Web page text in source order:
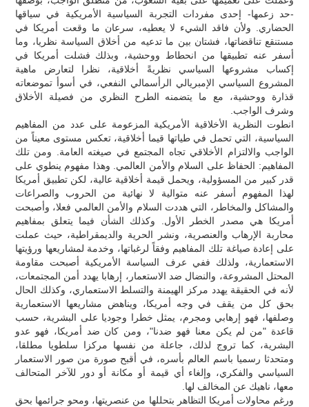
-حد زعمها- إحدى مفردات التجربة السياسية الأمريكية في سياقها
الحضاري. ولأن فاقد الشيء لا يعطيه، سرعان ما وقعت أمريكا في
مستنقع تناقضاتها، فشتان بين ما تدعيه من أخلاق السياسة نظريا، وما
أسفر عنه تطبيقها من انحطاط ووحشية، وبذلك فشلت أمريكا في
إكساب مشروعها السياسي نظريةً أخلاقية، نظرا لتعارض ماهية
المشروع السياسي الإمبريالي الرأسمالي النفعي، في أسوأ تموضعاته
قذارة ووحشية، مع ما يتضمنه الطرح النظري من فصيلة الأخلاق
وشرف الواجب.
انطوت النظرية الأخلاقية الأمريكية المزعومة على عدد من المفاهيم
السياسية، التي تحمل في طياتها قيما أخلاقية، تعكس مستوى معيناً من
الواجب والالتزام الأخلاقي تجاه المجتمع في صيغته العامة. ومن تلك
المفاهيم: الحفاظ على السلام والأمن العالمي. وهذا مفهوم ينطوي على
قدر كبير من المسؤولية، ويحمل قيمة أخلاقية عالية، لكن تطبيق أمريكا
لهذا المفهوم أسفر عنه متوالية لا نهائية من الحروب والصراعات
والمشاكل والمخاطر، التي هددت السلام والأمن العالمي فعلا، وأصبحت
أمريكا هي مصدر الخطر الأول. وكذلك الشأن فيما يتعلق بمفاهيم
محاربة الإرهاب والعنصرية، ونشر الحرية والديمقراطية، حيث عملت
على إعادة صياغة تلك المفاهيم وفقاً لرغباتها، وخدمة لمشاريعها ورؤيتها
الاستعمارية، ولذلك ففي عرف السياسة الأمريكية أصبحت مقاومة
المحتل المشروعة، والنضال ضد الاستعمار، إرهابا يهدد أمن المجتمعات،
لأنه في الحقيقة يهدد مركز الهيمنة والتسلط الاستعماري، وكذلك الحال
بحق كل من يقف في وجه أمريكا، ويناهض مشاريعها الاستعمارية
وصلفها، فهو إرهابي ومجرم، يمثل خطرا وجوديا على البشرية، حسب
قاعدة "من لم يكن معنا فهو ضدنا"، ومن كان ضد أمريكا، فهو عدو
البشرية، كما تروج لذلك، جاعلة من نفسها مركزا سلطويا مطلقا،
ومتحدثا رسميا باسم العالم بأسره، في أقبح صورة من صور الاستعمار
السياسي والفكري، وإلغاء أي قيمة أو مكانة أو دور للآخر المتحالف
معها، ناهيك عن المخالف لها.
ورغم محاولات أمريكا التظاهر بتحللها من عنصريتها، ومحو جرائمها بحق